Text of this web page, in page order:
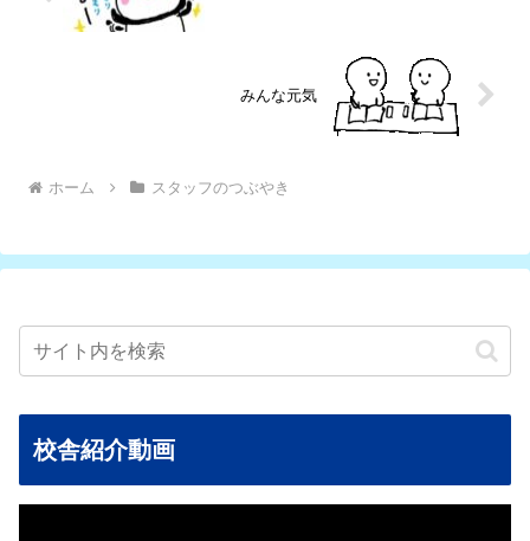
みんな元気
ホーム スタッフのつぶやき
校舎紹介動画